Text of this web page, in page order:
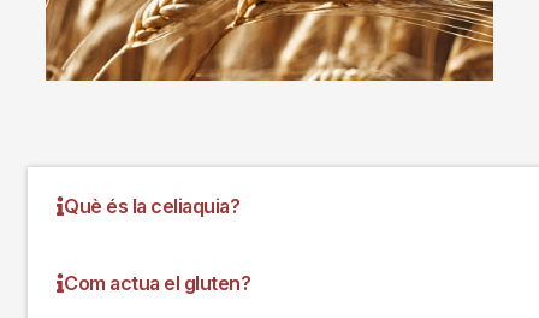
Què és la celiaquia?
Com actua el gluten?